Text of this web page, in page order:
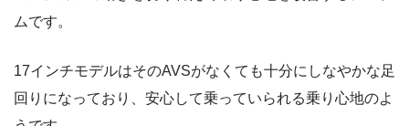
ムです。
17インチモデルはそのAVSがなくても十分にしなやかな足
回りになっており、安心して乗っていられる乗り心地のよ